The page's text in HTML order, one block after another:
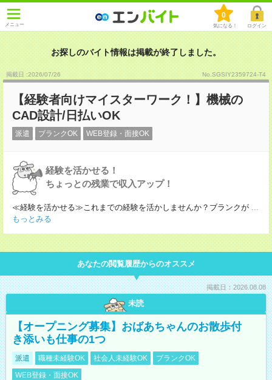
メニュー
0
気になる！ ログイン
お探しのバイト情報は掲載が終了しました。
掲載日 :2026/07/26 No.SGSIY2359724-T4
【経験者向けマイスターワーク！】機械の
CAD設計/日払いOK
派遣 ブランクOK WEB登録・面接OK
経験を活かせる！
ちょっとの残業で収入アップ！
≪経験を活かせる≫これまでの経験を活かしませんか？ブランクが ...
もっとみる
あなたの閲覧履歴からのオススメ
掲載日：2026.08.08
未読
【オープニング募集】おばあちゃんのお散歩付
き添いも仕事の1つ
派遣 職種未経験OK 社会人未経験OK
ブランクOK
WEB登録・面接OK